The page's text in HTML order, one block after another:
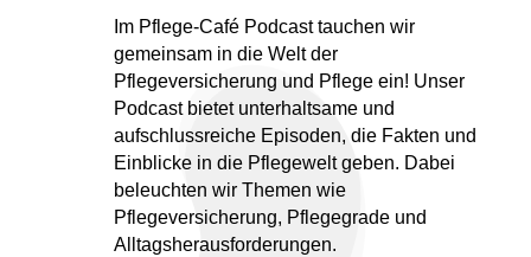
Im Pflege-Café Podcast tauchen wir
gemeinsam in die Welt der
Pflegeversicherung und Pflege ein! Unser
Podcast bietet unterhaltsame und
aufschlussreiche Episoden, die Fakten und
Einblicke in die Pflegewelt geben. Dabei
beleuchten wir Themen wie
Pflegeversicherung, Pflegegrade und
Alltagsherausforderungen.